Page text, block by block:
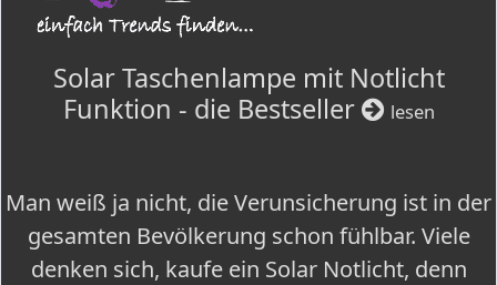
Solar Taschenlampe mit Notlicht
Funktion - die Bestseller
lesen
Man weiß ja nicht, die Verunsicherung ist in der
gesamten Bevölkerung schon fühlbar. Viele
denken sich, kaufe ein Solar Notlicht, denn